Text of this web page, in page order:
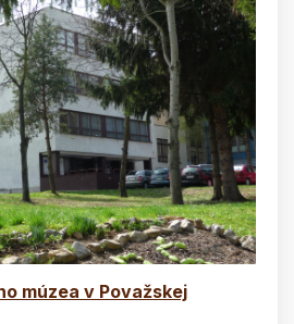
múzea v Považskej